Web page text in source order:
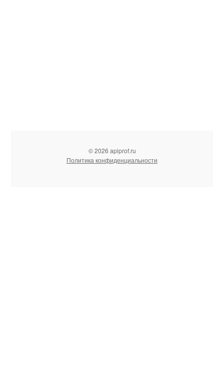
© 2026 apiprof.ru
Политика конфиденциальности